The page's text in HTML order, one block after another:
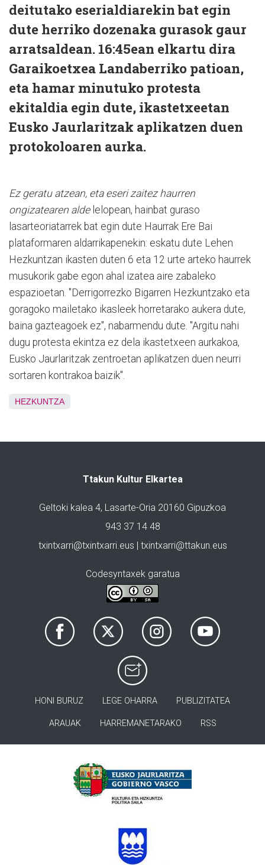
deitutako eserialdiarekin bat egin
dute herriko dozenaka gurasok gaur
arratsaldean. 16:45ean elkartu dira
Garaikoetxea Landaberriko patioan,
eta hamar minutuko protesta
ekitaldia egin dute, ikastetxeetan
Eusko Jaurlaritzak aplikatzen duen
protokoloaren aurka.
Ez geratu atzean, eta eseri zaitez haurren
ongizatearen alde lelopean, hainbat guraso
lasarteoriatarrek bat egin dute Haurrak Ere Bai
plataformaren aldarrikapenekin: eskatu dute Lehen
Hezkuntzan ikasten duten 6 eta 12 urte arteko haurrek
musukorik gabe egon ahal izatea aire zabaleko
espazioetan. "Derrigorrezko Bigarren Hezkuntzako eta
goragoko mailetako ikasleek horretarako aukera dute,
baina gazteagoek ez", nabarmendu dute. "Argitu nahi
dugu protesta ekintza ez dela ikastetxeen aurkakoa,
Eusko Jaurlaritzak zentroetan aplikatzen duen neurri
sortaren kontrakoa baizik".
HEZKUNTZA
Ttakun Kultur Elkartea
Geltoki kalea 4, Lasarte-Oria 20160 Gipuzkoa
943 37 14 48
txintxarri@txintxarri.eus | txintxarri@ttakun.eus
Codesyntaxek garatua
HONI BURUZ LEGE OHARRA PUBLIZITATEA
ARAUAK HARREMANETARAKO RSS